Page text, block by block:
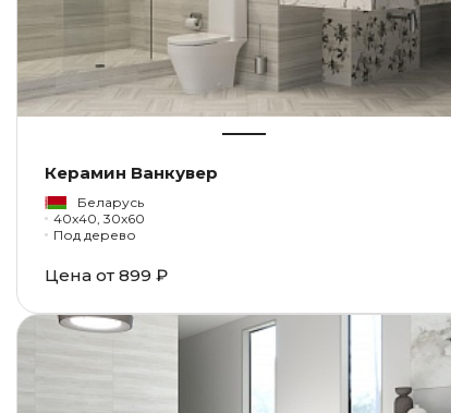
Керамин Ванкувер
Беларусь
40x40, 30x60
Под дерево
Цена от 899 ₽